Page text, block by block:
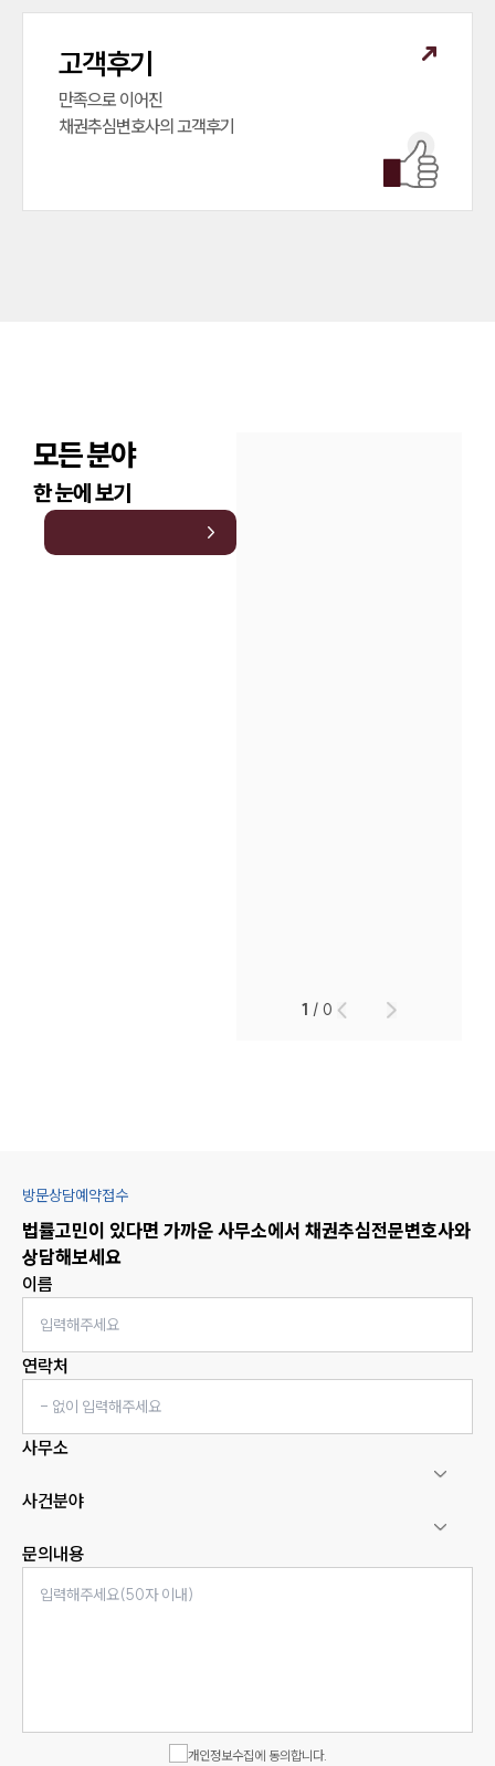
고객후기
만족으로 이어진
채권추심변호사의 고객후기
모든 분야
한 눈에 보기
1 /0
방문상담예약접수
법률고민이 있다면 가까운 사무소에서 채권추심전문변호사와
상담해보세요
이름
연락처
사무소
사건분야
문의내용
개인정보수집에 동의합니다.